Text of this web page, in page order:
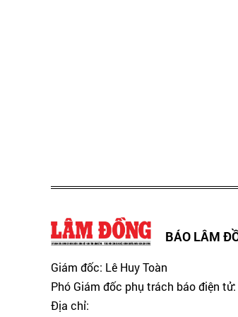
BÁO LÂM
Giám đốc: Lê Huy Toàn
Phó Giám đốc phụ trách báo điện tử:
Địa chỉ: